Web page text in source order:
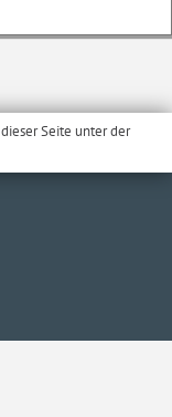
Seite unter der